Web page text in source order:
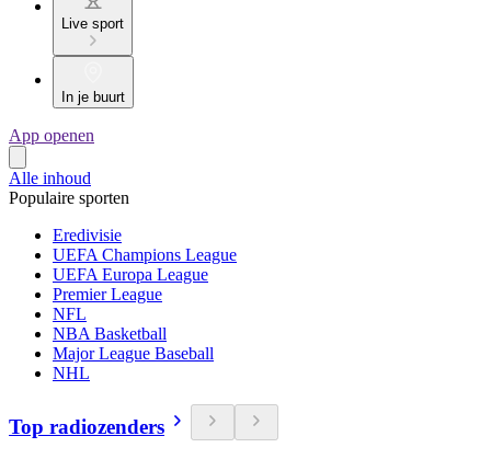
Live sport
In je buurt
App openen
Alle inhoud
Populaire sporten
Eredivisie
UEFA Champions League
UEFA Europa League
Premier League
NFL
NBA Basketball
Major League Baseball
NHL
Top radiozenders